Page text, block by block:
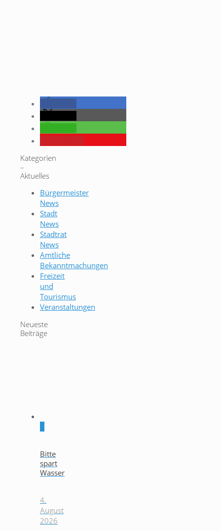
Kategorien
–
Aktuelles
Bürgermeister
News
Stadt
News
Stadtrat
News
Amtliche
Bekanntmachungen
Freizeit
und
Tourismus
Veranstaltungen
Neueste
Beiträge
Bitte
spart
Wasser
4.
August
2026